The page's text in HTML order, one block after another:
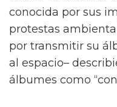
conocida por sus
protestas
por transmitir su
al espacio–
álbumes como